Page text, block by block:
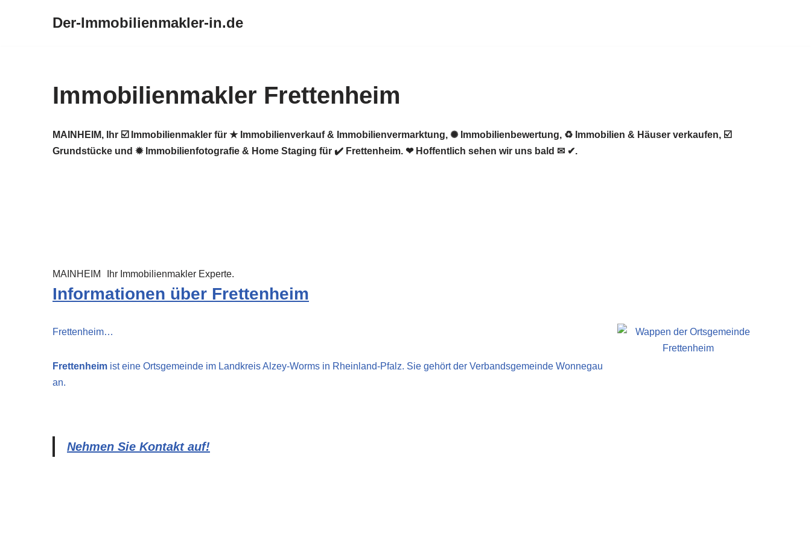
Der-Immobilienmakler-in.de
Immobilienmakler Frettenheim
MAINHEIM, Ihr ☑️ Immobilienmakler für ★ Immobilienverkauf & Immobilienvermarktung, ✺ Immobilienbewertung, ♻ Immobilien & Häuser verkaufen, ☑️
Grundstücke und ✹ Immobilienfotografie & Home Staging für ✔️ Frettenheim. ❤ Hoffentlich sehen wir uns bald ✉ ✔.
MAINHEIM Ihr Immobilienmakler Experte.
Informationen über Frettenheim
Frettenheim…
Frettenheim ist eine Ortsgemeinde im Landkreis Alzey-Worms in Rheinland-Pfalz. Sie gehört der Verbandsgemeinde Wonnegau
an.
Nehmen Sie Kontakt auf!